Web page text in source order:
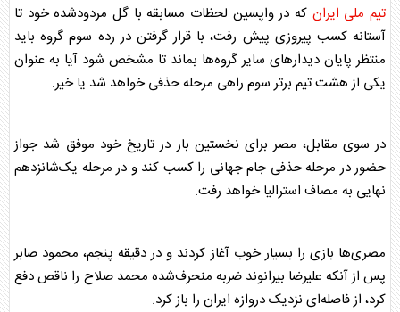
تیم ملی ایران که در واپسین لحظات مسابقه با گل مردودشده خود تا
آستانه کسب پیروزی پیش رفت، با قرار گرفتن در رده سوم گروه باید
منتظر پایان دیدارهای سایر گروه‌ها بماند تا مشخص شود آیا به عنوان
یکی از هشت تیم برتر سوم راهی مرحله حذفی خواهد شد یا خیر.
در سوی مقابل، مصر برای نخستین بار در تاریخ خود موفق شد جواز
حضور در مرحله حذفی جام جهانی را کسب کند و در مرحله یک‌شانزدهم
نهایی به مصاف استرالیا خواهد رفت.
مصری‌ها بازی را بسیار خوب آغاز کردند و در دقیقه پنجم، محمود صابر
پس از آنکه علیرضا بیرانوند ضربه منحرف‌شده محمد صلاح را ناقص دفع
کرد، از فاصله‌ای نزدیک دروازه ایران را باز کرد.